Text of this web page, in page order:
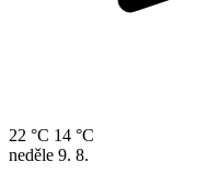
22 °C 14 °C
neděle 9. 8.